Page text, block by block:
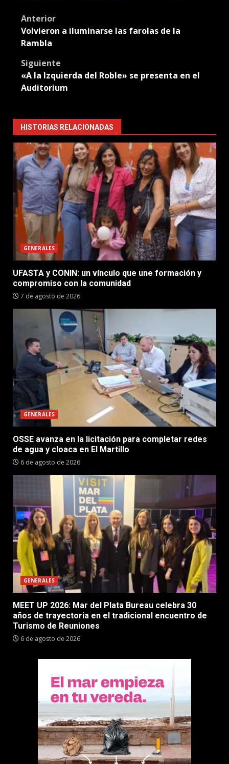
Post
navigation
Anterior
Volvieron a iluminarse las farolas de la
Rambla
Siguiente
«A la Izquierda del Roble» se presenta en el
Auditorium
HISTORIAS RELACIONADAS
GENERALES
UFASTA y CONIN: un vínculo que une formación y
compromiso con la comunidad
7 de agosto de 2026
GENERALES
OSSE avanza en la licitación para completar redes
de agua y cloaca en El Martillo
6 de agosto de 2026
GENERALES
MEET UP 2026: Mar del Plata Bureau celebra 30
años de trayectoria en el tradicional encuentro de
Turismo de Reuniones
6 de agosto de 2026